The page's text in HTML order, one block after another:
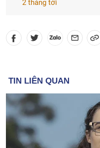
2 tháng tới